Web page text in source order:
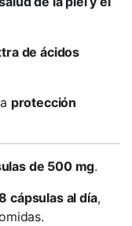
de ácidos
protección
de 500 mg.
cápsulas al día,